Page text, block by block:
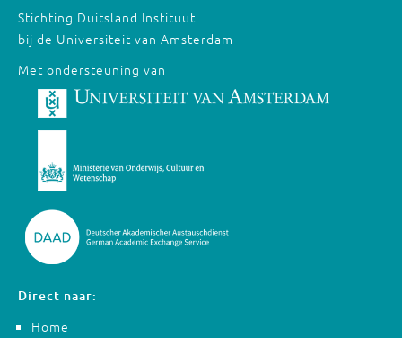
Stichting Duitsland Instituut
bij de Universiteit van Amsterdam
Met ondersteuning van
Direct naar:
Home